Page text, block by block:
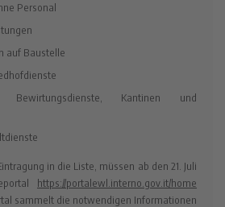
Personal
auf Baustelle
Bewirtungsdienste, Kantinen und
in die Liste, müssen ab den 21. Juli
https://portalewl.interno.gov.it/home
sammelt die notwendigen Informationen